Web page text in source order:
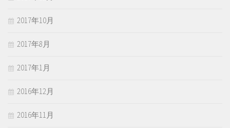
2017年10月
2017年8月
2017年1月
2016年12月
2016年11月